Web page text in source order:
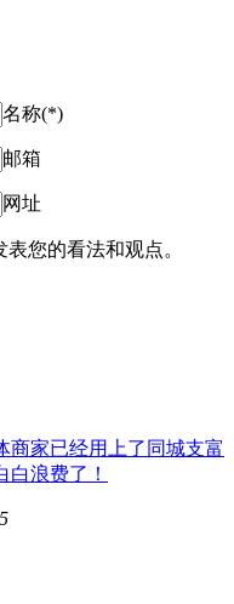
名称(*)
邮箱
网址
您的看法和观点。
商家已经用上了同城支富
浪费了！